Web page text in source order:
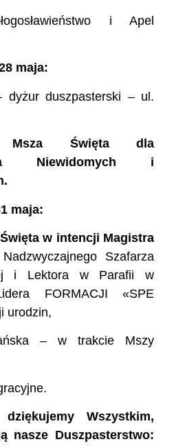
i Apel
maja:
dyżur duszpasterski – ul.
Święta dla
Niewidomych i
maja:
Święta w intencji Magistra
Nadzwyczajnego Szafarza
i Lektora w Parafii w
FORMACJI «SPE
urodzin,
– w trakcie Mszy
dziękujemy Wszystkim,
nasze Duszpasterstwo: